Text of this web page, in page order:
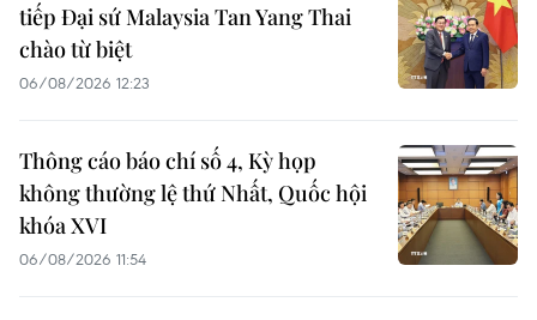
tiếp Đại sứ Malaysia Tan Yang Thai
chào từ biệt
06/08/2026 12:23
Thông cáo báo chí số 4, Kỳ họp
không thường lệ thứ Nhất, Quốc hội
khóa XVI
06/08/2026 11:54